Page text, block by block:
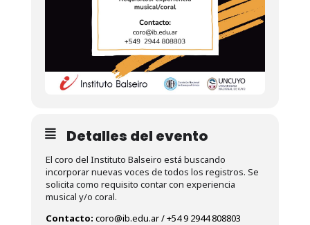
Detalles del evento
El coro del Instituto Balseiro está buscando
incorporar nuevas voces de todos los registros. Se
solicita como requisito contar con experiencia
musical y/o coral.
Contacto: coro@ib.edu.ar / +54 9 2944 808803